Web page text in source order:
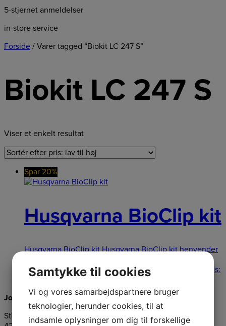
5-stjernet anmeldelser
in-store service
Forside / Varer tagged “Biokit LC 247 S”
Biokit LC 247 S
Viser et enkelt resultat
Spar 20%
Husqvarna BioClip kit
Husqvarna BioClip kit Husqvarna BioClip kit henvender
Original price was: 349,00 kr..279,00
Current price is:
279,00 kr..
Læs mere
Jongshøj Maskiner ApS
Stillingevej 46, Kirke Stillinge
Samtykke til cookies
Vi og vores samarbejdspartnere bruger
teknologier, herunder cookies, til at
indsamle oplysninger om dig til forskellige